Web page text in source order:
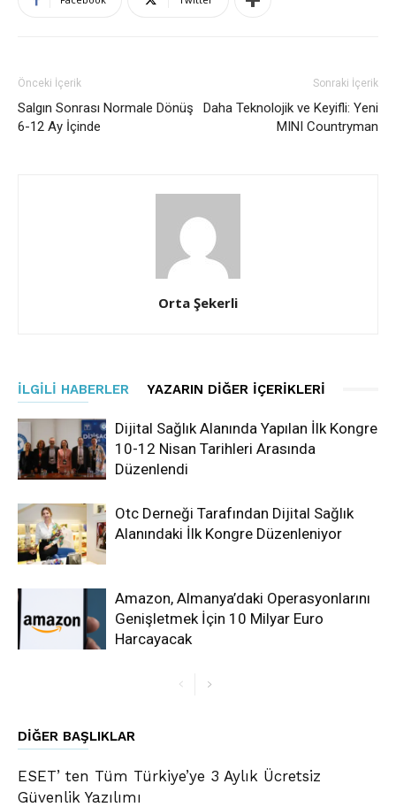
Önceki İçerik
Salgın Sonrası Normale Dönüş
6-12 Ay İçinde
Sonraki İçerik
Daha Teknolojik ve Keyifli: Yeni
MINI Countryman
Orta Şekerli
İLGILI HABERLER YAZARIN DIĞER İÇERIKLERI
Dijital Sağlık Alanında Yapılan İlk Kongre
10-12 Nisan Tarihleri Arasında
Düzenlendi
Otc Derneği Tarafından Dijital Sağlık
Alanındaki İlk Kongre Düzenleniyor
Amazon, Almanya’daki Operasyonlarını
Genişletmek İçin 10 Milyar Euro
Harcayacak
DIĞER BAŞLIKLAR
ESET’ ten Tüm Türkiye’ye 3 Aylık Ücretsiz
Güvenlik Yazılımı